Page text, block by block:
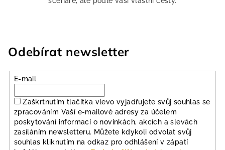
p
Odebírat newsletter
E-mail
Zaškrtnutím tlačítka vlevo vyjadřujete svůj souhlas se
zpracováním Vaší e-mailové adresy za účelem
poskytování informací o novinkách, akcích a slevách
zasíláním newsletteru. Můžete kdykoli odvolat svůj
souhlas kliknutím na odkaz pro odhlášení v zápatí